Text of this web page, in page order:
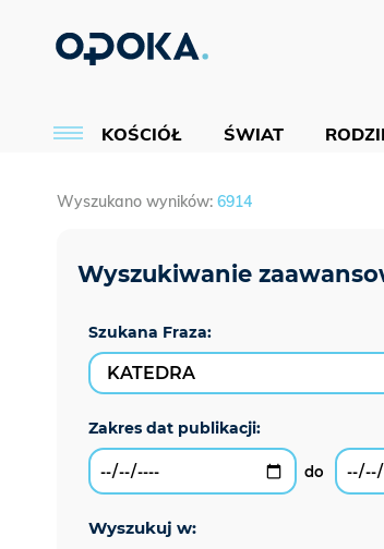
KOŚCIÓŁ ŚWIAT
Wyszukano wyników: 6914
Szukana Fraza:
wyszukuj w: